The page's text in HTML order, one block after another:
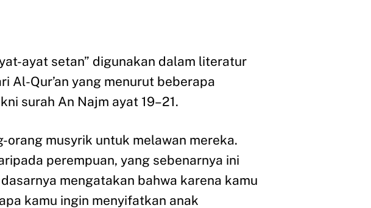
ayat setan” digunakan dalam literatur
Al-Qur’an yang menurut beberapa
surah An Najm ayat 19–21.
orang musyrik untuk melawan mereka.
perempuan, yang sebenarnya ini
mengatakan bahwa karena kamu
kamu ingin menyifatkan anak